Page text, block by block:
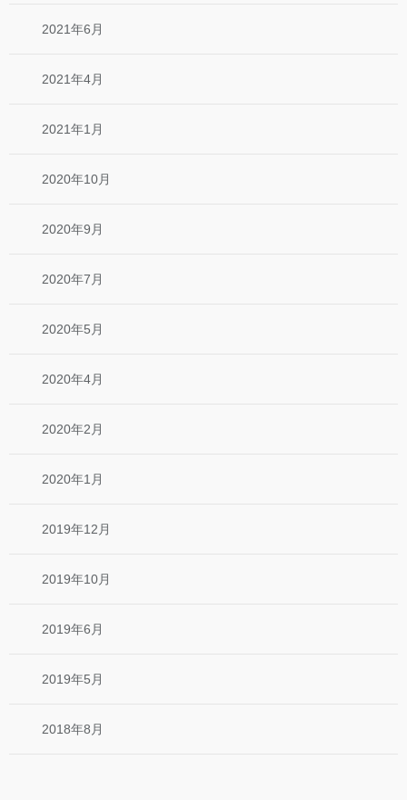
2021年6月
2021年4月
2021年1月
2020年10月
2020年9月
2020年7月
2020年5月
2020年4月
2020年2月
2020年1月
2019年12月
2019年10月
2019年6月
2019年5月
2018年8月